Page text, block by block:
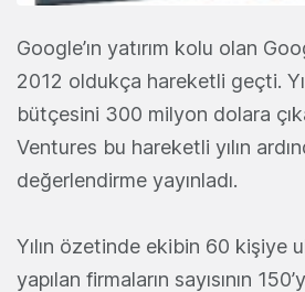
Google’ın yatırım kolu olan
2012 oldukça hareketli geçti.
bütçesini 300 milyon dolara
Ventures bu hareketli yılın
değerlendirme yayınladı.
Yılın özetinde ekibin 60 kişiye
yapılan firmaların sayısının